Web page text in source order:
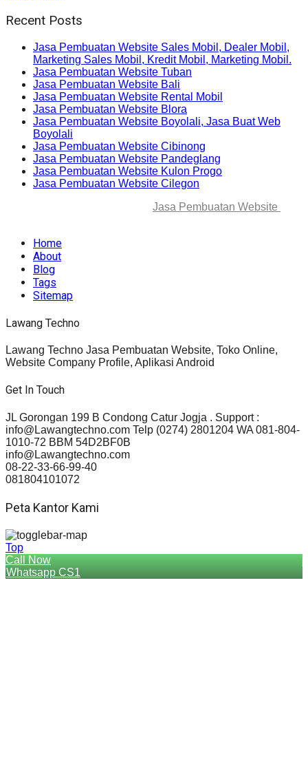
Recent Posts
Jasa Pembuatan Website Sales Mobil, Dealer Mobil,
Marketing Sales Mobil, Kredit Mobil, Marketing Mobil.
Jasa Pembuatan Website Tuban
Jasa Pembuatan Website Bali
Jasa Pembuatan Website Rental Mobil
Jasa Pembuatan Website Blora
Jasa Pembuatan Website Boyolali, Jasa Buat Web
Boyolali
Jasa Pembuatan Website Cibinong
Jasa Pembuatan Website Pandeglang
Jasa Pembuatan Website Kulon Progo
Jasa Pembuatan Website Cilegon
Jasa Pembuatan Website
Home
About
Blog
Tags
Sitemap
Lawang Techno
Lawang Techno Jasa Pembuatan Website, Toko Online,
Website Company Profile, Aplikasi Android
Get In Touch
JL Gorongan 199 B Condong Catur Jogja . Support :
info@Lawangtechno.com Telp (0274) 2801204 WA 081-804-
1010-72 BBM 54D2BF0B
info@Lawangtechno.com
08-22-33-66-99-40
081804101072
Peta Kantor Kami
Top
Call Now
Whatsapp CS1